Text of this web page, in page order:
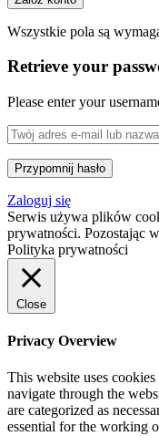
Wszystkie pola są
Retrieve your
Please enter your
Zaloguj się
Serwis używa plików
prywatności. Pozostając
Polityka prywatności
Close
Privacy Overview
This website uses
navigate through the
are categorized as
essential for the working